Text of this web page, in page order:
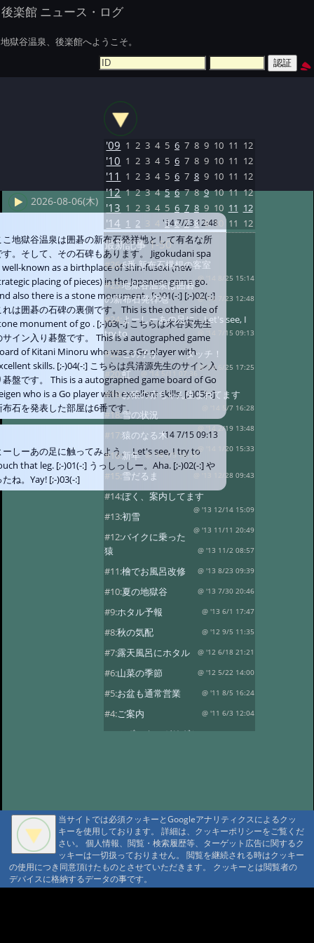
後楽館 ニュース・ログ
地獄谷温泉、後楽館へようこそ。
2026-08-06(木)
'14 7/23 12:48
こ地獄谷温泉は囲碁の新布石発祥地として有名な所
す。そして、その石碑もあります。 Jigokudani spa
well-known as a birthplace of shin-fuseki (new
placing of pieces) in the Japanese game go.
also there is a stone monument . [;-)01(-:] [;-)02(-:]
れは囲碁の石碑の裏側です。This is the other side of
monument of go . [;-)03(-:] こちらは木谷実先生
サイン入り碁盤です。 This is a autographed game
of Kitani Minoru who was a Go player with
skills. [;-)04(-:] こちらは呉清源先生のサイン入
碁盤です。 This is a autographed game board of Go
who is a Go player with excellent skills. [;-)05(-:]
布石を発表した部屋は6番です。
'14 7/15 09:13
ーしーあの足に触ってみよう。 Let's see, I try to
that leg. [;-)01(-:] うっしっしー。Aha. [;-)02(-:] や
たね。Yay! [;-)03(-:]
'09 1 2 3 4 5 6 7 8 9 10 11 12
'10 1 2 3 4 5 6 7 8 9 10 11 12
'11 1 2 3 4 5 6 7 8 9 10 11 12
'12 1 2 3 4 5 6 7 8 9 10 11 12
'13 1 2 3 4 5 6 7 8 9 10 11 12
'14 1 2 3 4 5 6 7 8 9 10 11 12
最新記事1-50
#26:6番 新布石構想の客室
@ '14 8/25 15:14
#25:地獄谷温泉は囲碁
の新布石発祥地
@ '14 7/23 12:48
#24:よーしーあの足に Let's see, I
try to
@ '14 7/15 09:13
#22:この子が・・・タッチ！
@ '14 6/25 17:25
#20:虹 @ '14 5/11 07:36
#19:お猿の赤ちゃん生まれてます
@ '14 5/7 16:28
#18:雪の状況
@ '14 2/19 13:48
#17:猿のなる木
@ '14 1/20 15:33
#16:新年 @ '14 1/5 10:18
#15:雪だるま @ '13 12/28 09:43
#14:ぼく、案内してます
@ '13 12/14 15:09
#13:初雪
@ '13 11/11 20:49
#12:バイクに乗った
猿
@ '13 11/2 08:57
#11:檜でお風呂改修 @ '13 8/23 09:39
#10:夏の地獄谷 @ '13 7/30 20:46
#9:ホタル予報 @ '13 6/1 17:47
#8:秋の気配 @ '12 9/5 11:35
#7:露天風呂にホタル @ '12 6/18 21:21
#6:山菜の季節 @ '12 5/22 14:00
#5:お盆も通常営業 @ '11 8/5 16:24
#4:ご案内 @ '11 6/3 12:04
#3:みず ネマガリダケ
当サイトでは必須クッキーとGoogleアナリティクスによるクッ
キーを使用しております。 詳細は、クッキーポリシーをご覧くだ
さい。 個人情報、閲覧・検索履歴等、ターゲット広告に関するク
ッキーは一切扱っておりません。 閲覧を継続される時はクッキー
の使用につき同意頂けたものとさせていただきます。 クッキーとは閲覧者の
デバイスに格納するデータの事です。